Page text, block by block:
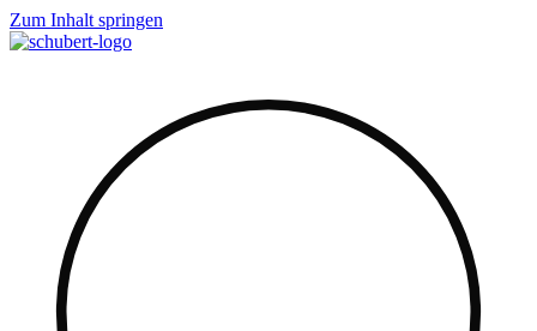
Zum Inhalt springen